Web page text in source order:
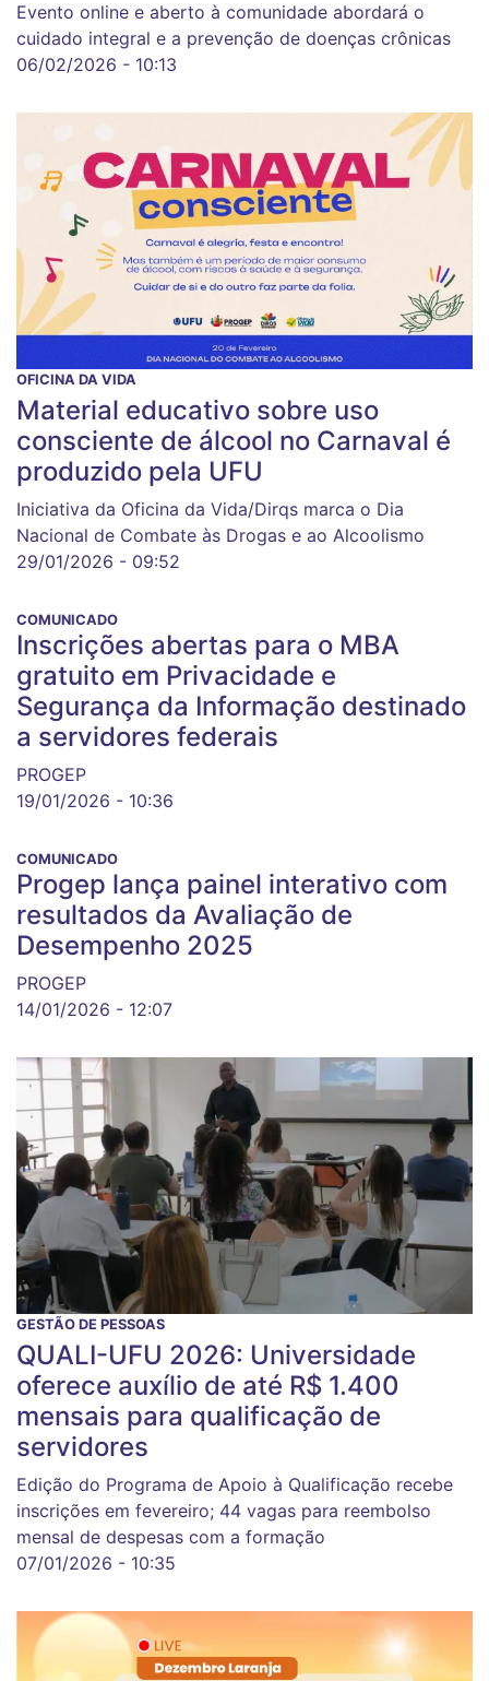
Evento online e aberto à comunidade abordará o
cuidado integral e a prevenção de doenças crônicas
06/02/2026 - 10:13
OFICINA DA VIDA
Material educativo sobre uso
consciente de álcool no Carnaval é
produzido pela UFU
Iniciativa da Oficina da Vida/Dirqs marca o Dia
Nacional de Combate às Drogas e ao Alcoolismo
29/01/2026 - 09:52
COMUNICADO
Inscrições abertas para o MBA
gratuito em Privacidade e
Segurança da Informação destinado
a servidores federais
PROGEP
19/01/2026 - 10:36
COMUNICADO
Progep lança painel interativo com
resultados da Avaliação de
Desempenho 2025
PROGEP
14/01/2026 - 12:07
GESTÃO DE PESSOAS
QUALI-UFU 2026: Universidade
oferece auxílio de até R$ 1.400
mensais para qualificação de
servidores
Edição do Programa de Apoio à Qualificação recebe
inscrições em fevereiro; 44 vagas para reembolso
mensal de despesas com a formação
07/01/2026 - 10:35